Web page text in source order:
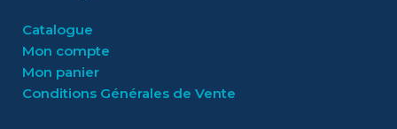
Catalogue
Mon compte
Mon panier
Conditions Générales de Vente